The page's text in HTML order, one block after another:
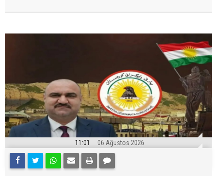
11:01 06 Ağustos 2026